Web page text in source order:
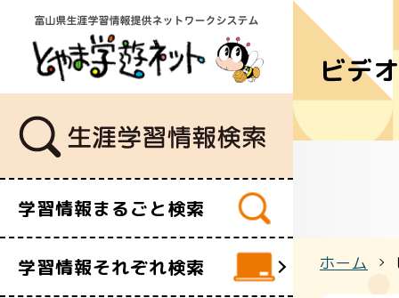
学習情報まるごと検索
学習情報それぞれ検索
学習講座
講師・指
ボランテ
ビデ
ホーム